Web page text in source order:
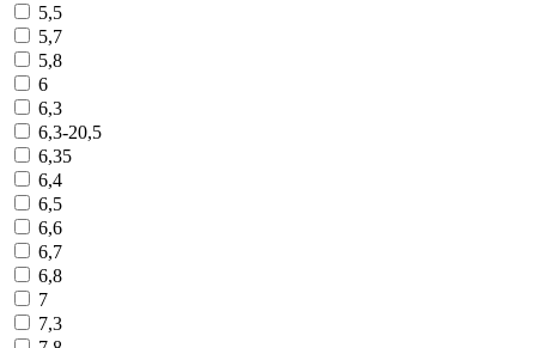
5,5
5,7
5,8
6
6,3
6,3-20,5
6,35
6,4
6,5
6,6
6,7
6,8
7
7,3